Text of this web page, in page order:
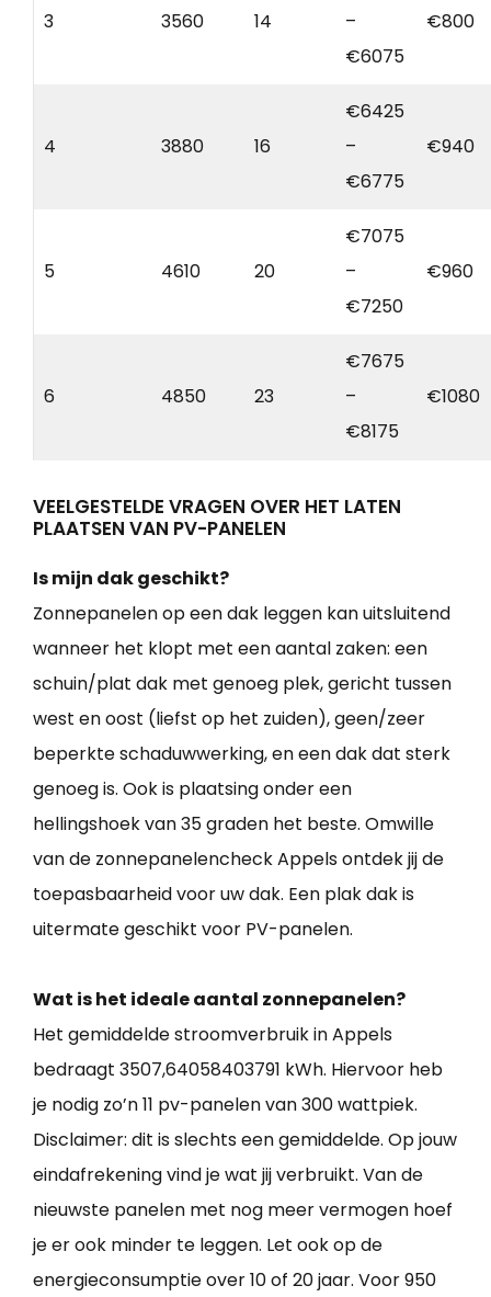
3 3560 14
–
€6075
€800
4 3880 16
€6425
–
€6775
€940
5 4610 20
€7075
–
€7250
€960
6 4850 23
€7675
–
€8175
€1080
VEELGESTELDE VRAGEN OVER HET LATEN
PLAATSEN VAN PV-PANELEN
Is mijn dak geschikt?
Zonnepanelen op een dak leggen kan uitsluitend
wanneer het klopt met een aantal zaken: een
schuin/plat dak met genoeg plek, gericht tussen
west en oost (liefst op het zuiden), geen/zeer
beperkte schaduwwerking, en een dak dat sterk
genoeg is. Ook is plaatsing onder een
hellingshoek van 35 graden het beste. Omwille
van de zonnepanelencheck Appels ontdek jij de
toepasbaarheid voor uw dak. Een plak dak is
uitermate geschikt voor PV-panelen.
Wat is het ideale aantal zonnepanelen?
Het gemiddelde stroomverbruik in Appels
bedraagt 3507,64058403791 kWh. Hiervoor heb
je nodig zo’n 11 pv-panelen van 300 wattpiek.
Disclaimer: dit is slechts een gemiddelde. Op jouw
eindafrekening vind je wat jij verbruikt. Van de
nieuwste panelen met nog meer vermogen hoef
je er ook minder te leggen. Let ook op de
energieconsumptie over 10 of 20 jaar. Voor 950